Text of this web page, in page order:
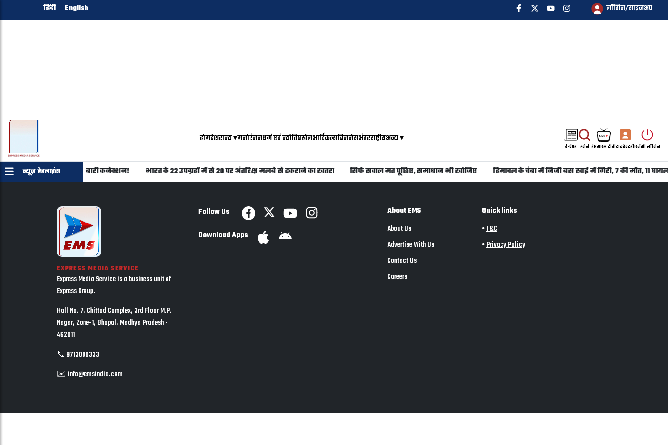
हिंदी English लॉगिन/साइनअप
होमदेशराज्य▾मनोरंजनधर्म एवं ज्योतिषखेलआर्टिकल्सबिजनेसअंतरराष्ट्रीयअन्य▾
ई-पेपर खोजें ईएमएस टीवीडायरेक्टरीएजेंसी लॉगिन
न्यूज़ हेडलाइंस
का शिवराज परिवार से कारोबारी कनेक्शन! भारत के 22 उपग्रहों में से 20 पर अंतरिक्ष मलबे से टकराने का खतरा सिर्फ सवाल मत पूछिए, समाधान भी खोजिए हिमाचल के चंबा में निजी बस खाई में गिरी, 7 की मौत, 11 घायल
EXPRESS MEDIA SERVICE
Express Media Service is a business unit of
Express Group.
Hall No. 7, Chittod Complex, 3rd Floor M.P.
Nagar, Zone-1, Bhopal, Madhya Pradesh -
462011
📞 9713000333
✉️ info@emsindia.com
Follow Us
Download Apps
About EMS
About Us
Advertise With Us
Contact Us
Careers
Quick links
•T&C
•Privacy Policy